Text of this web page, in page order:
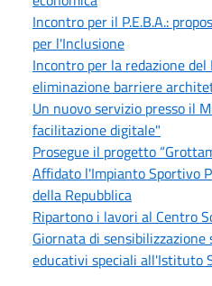
Incontro per il P.E.B.A.:
per l'Inclusione
Incontro per la redazione del
eliminazione barriere
Un nuovo servizio presso il
facilitazione digitale"
Prosegue il progetto
Affidato l'Impianto Sportivo
della Repubblica
Ripartono i lavori al Centro
Giornata di
educativi speciali all'Istituto